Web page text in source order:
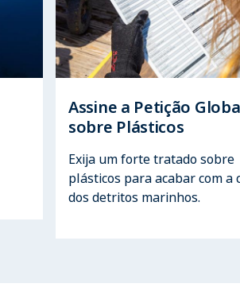
Assine a Petição
sobre Plásticos
Exija um forte tratado sobre
plásticos para acabar com a
dos detritos marinhos.